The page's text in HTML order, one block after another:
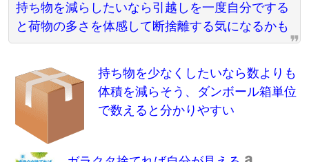
持ち物を減らしたいなら引越しを一度自分でする
と荷物の多さを体感して断捨離する気になるかも
持ち物を少なくしたいなら数よりも
体積を減らそう、ダンボール箱単位
で数えると分かりやすい